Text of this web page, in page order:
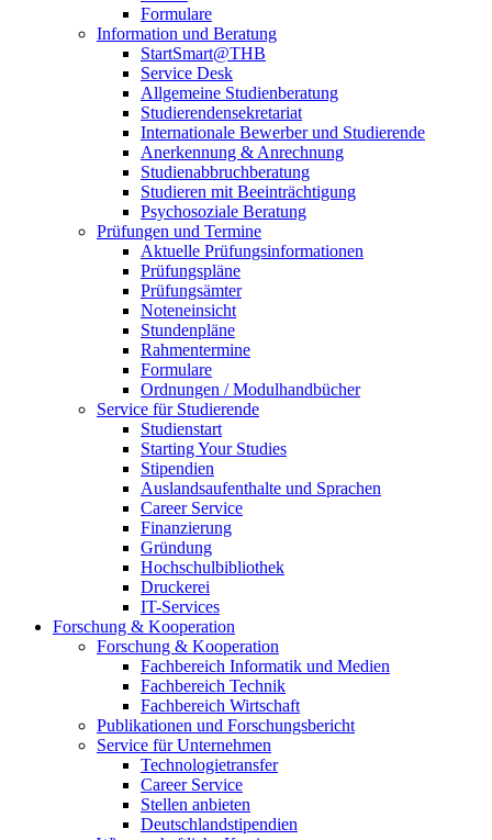
Formulare
Information und Beratung
StartSmart@THB
Service Desk
Allgemeine Studienberatung
Studierendensekretariat
Internationale Bewerber und Studierende
Anerkennung & Anrechnung
Studienabbruchberatung
Studieren mit Beeinträchtigung
Psychosoziale Beratung
Prüfungen und Termine
Aktuelle Prüfungsinformationen
Prüfungspläne
Prüfungsämter
Noteneinsicht
Stundenpläne
Rahmentermine
Formulare
Ordnungen / Modulhandbücher
Service für Studierende
Studienstart
Starting Your Studies
Stipendien
Auslandsaufenthalte und Sprachen
Career Service
Finanzierung
Gründung
Hochschulbibliothek
Druckerei
IT-Services
Forschung & Kooperation
Forschung & Kooperation
Fachbereich Informatik und Medien
Fachbereich Technik
Fachbereich Wirtschaft
Publikationen und Forschungsbericht
Service für Unternehmen
Technologietransfer
Career Service
Stellen anbieten
Deutschlandstipendien